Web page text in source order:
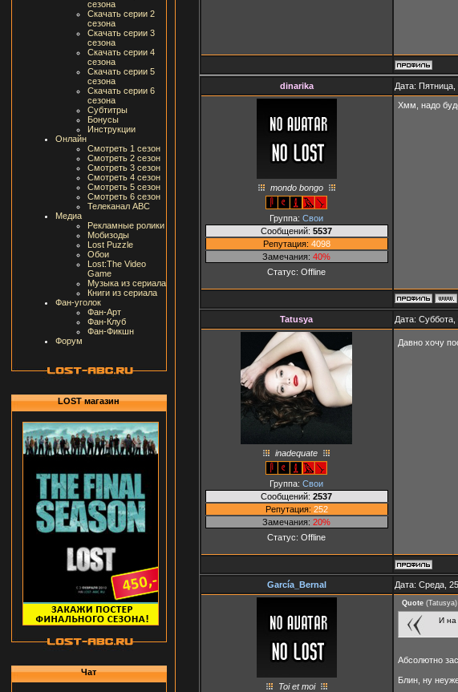
сезона
Скачать серии 2
сезона
Скачать серии 3
сезона
Скачать серии 4
сезона
Скачать серии 5
сезона
Скачать серии 6
сезона
Субтитры
Бонусы
Инструкции
Онлайн
Смотреть 1 сезон
Смотреть 2 сезон
Смотреть 3 сезон
Смотреть 4 сезон
Смотреть 5 сезон
Смотреть 6 сезон
Телеканал ABC
Медиа
Рекламные ролики
Мобизоды
Lost Puzzle
Обои
Lost:The Video
Game
Музыка из сериала
Книги из сериала
Фан-уголок
Фан-Арт
Фан-Клуб
Фан-Фикшн
Форум
LOST магазин
Чат
dinarika Дата:
mondo bongo
Группа: Свои
Сообщений: 5537
Репутация: 4098
Замечания: 40%
Статус: Offline
Хмм, надо
Tatusya Дата:
inadequate
Группа: Свои
Сообщений: 2537
Репутация: 252
Замечания: 20%
Статус: Offline
Давно хочу
García_Bernal Дата: Среда,
Toi et moi
Quote(Tatusya)
И на
Абсолютно
Блин, ну